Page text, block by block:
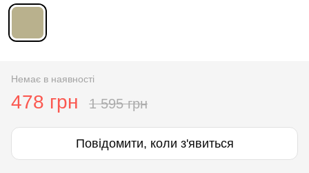
Немає в наявності
478 грн 1 595 грн
Повідомити, коли з'явиться